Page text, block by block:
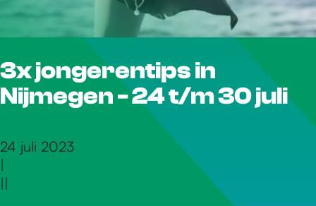
r
d
e
3x jongerentips in
Nijmegen - 24 t/m 30 juli
24 juli 2023
|
||